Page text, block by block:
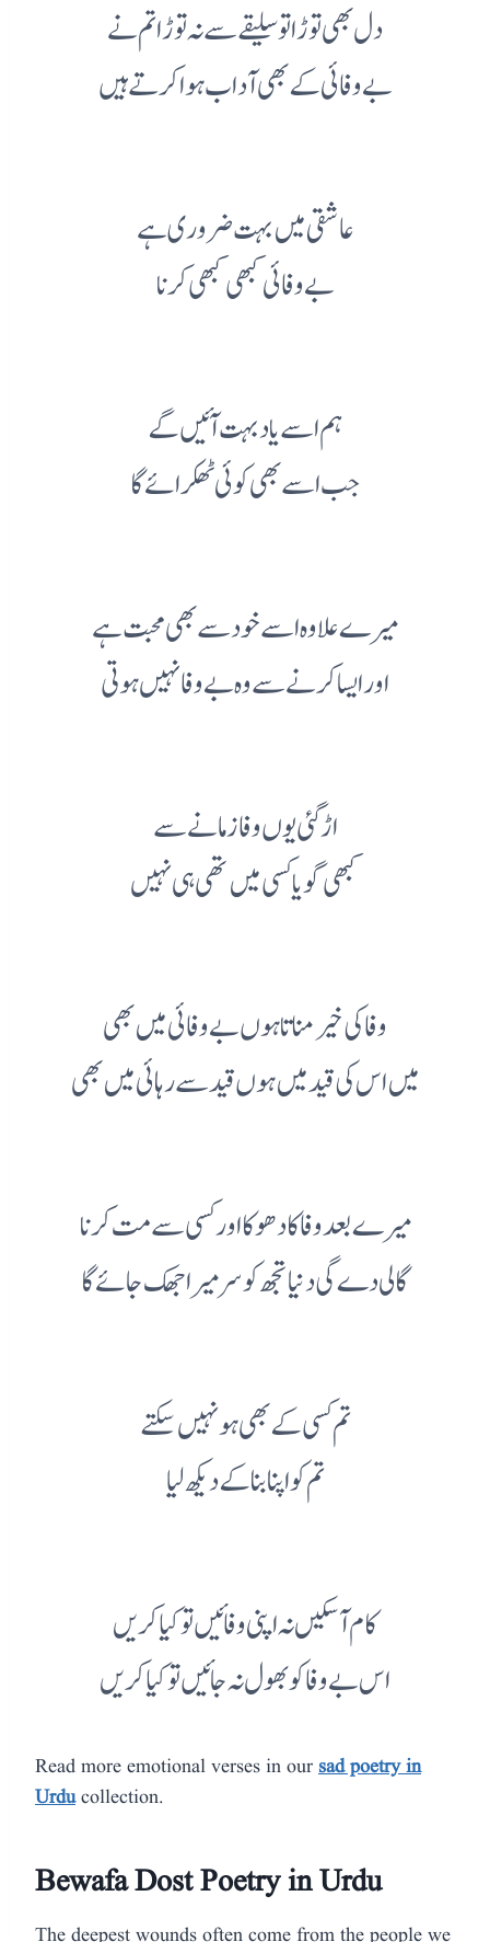
دل بھی توڑا تو سلیقے سے نہ توڑا تم نے
بے وفائی کے بھی آداب ہوا کرتے ہیں
عاشقی میں بہت ضروری ہے
بے وفائی کبھی کبھی کرنا
ہم اسے یاد بہت آئیں گے
جب اسے بھی کوئی ٹھکرائے گا
میرے علاوہ اسے خود سے بھی محبت ہے
اور ایسا کرنے سے وہ بے وفا نہیں ہوتی
اڑ گئی یوں وفا زمانے سے
کبھی گویا کسی میں تھی ہی نہیں
وفا کی خیر مناتا ہوں بے وفائی میں بھی
میں اس کی قید میں ہوں قید سے رہائی میں بھی
میرے بعد وفا کا دھوکا اور کسی سے مت کرنا
گالی دے گی دنیا تجھ کو سر میرا جھک جائے گا
تم کسی کے بھی ہو نہیں سکتے
تم کو اپنا بنا کے دیکھ لیا
کام آ سکیں نہ اپنی وفائیں تو کیا کریں
اس بے وفا کو بھول نہ جائیں تو کیا کریں
Read more emotional verses in our sad poetry in
Urducollection.
Bewafa Dost Poetry in Urdu
The deepest wounds often come from the people we